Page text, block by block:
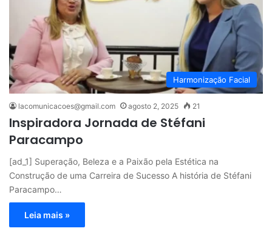
Harmonização Facial
lacomunicacoes@gmail.com agosto 2, 2025 21
Inspiradora Jornada de Stéfani
Paracampo
[ad_1] Superação, Beleza e a Paixão pela Estética na
Construção de uma Carreira de Sucesso A história de Stéfani
Paracampo…
Leia mais »